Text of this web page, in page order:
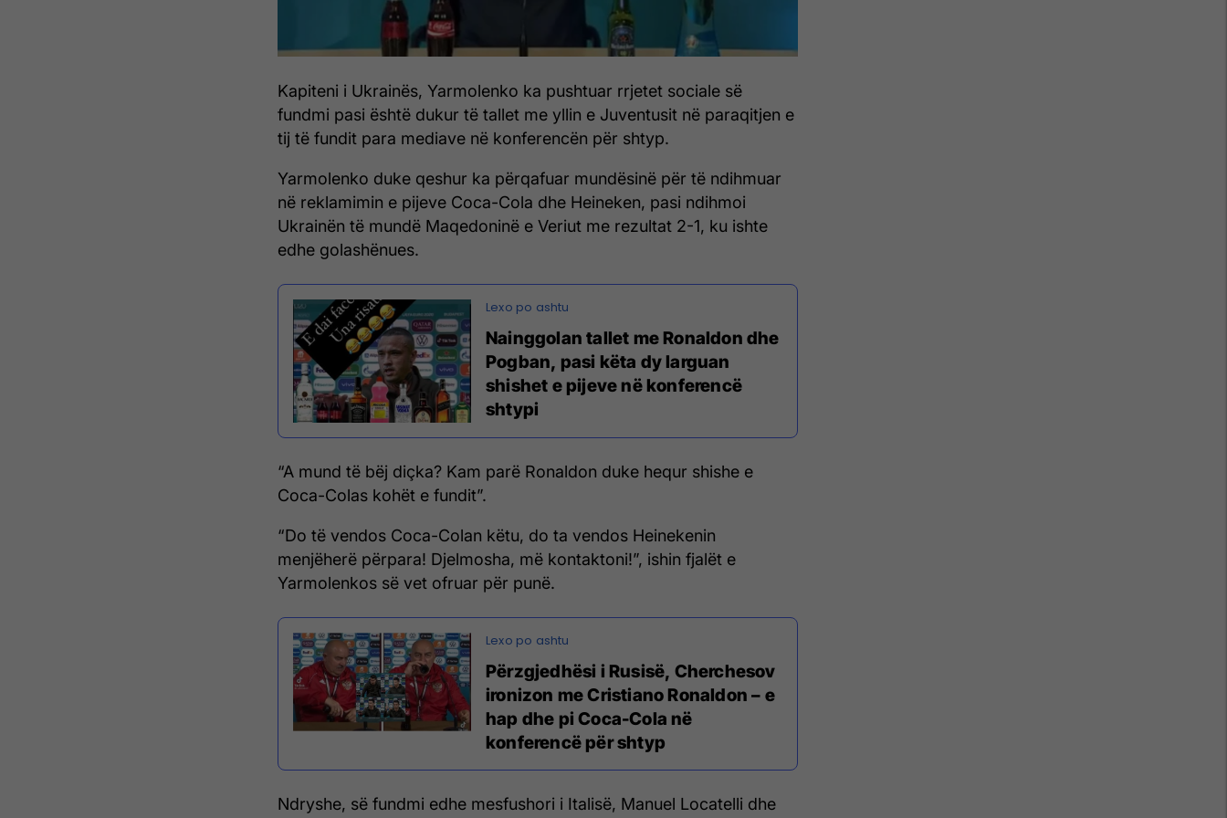
Kapiteni i Ukrainës, Yarmolenko ka pushtuar rrjetet sociale së
fundmi pasi është dukur të tallet me yllin e Juventusit në paraqitjen e
tij të fundit para mediave në konferencën për shtyp.
Yarmolenko duke qeshur ka përqafuar mundësinë për të ndihmuar
në reklamimin e pijeve Coca-Cola dhe Heineken, pasi ndihmoi
Ukrainën të mundë Maqedoninë e Veriut me rezultat 2-1, ku ishte
edhe golashënues.
Nainggolan tallet me Ronaldon dhe
Pogban, pasi këta dy larguan
shishet e pijeve në konferencë
shtypi
“A mund të bëj diçka? Kam parë Ronaldon duke hequr shishe e
Coca-Colas kohët e fundit”.
“Do të vendos Coca-Colan këtu, do ta vendos Heinekenin
menjëherë përpara! Djelmosha, më kontaktoni!”, ishin fjalët e
Yarmolenkos së vet ofruar për punë.
Përzgjedhësi i Rusisë, Cherchesov
ironizon me Cristiano Ronaldon – e
hap dhe pi Coca-Cola në
konferencë për shtyp
Ndryshe, së fundmi edhe mesfushori i Italisë, Manuel Locatelli dhe